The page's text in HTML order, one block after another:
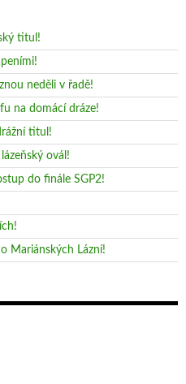
titul!
neděli v řadě!
na domácí dráze!
titul!
ovál!
do finále SGP2!
Mariánských Lázní!